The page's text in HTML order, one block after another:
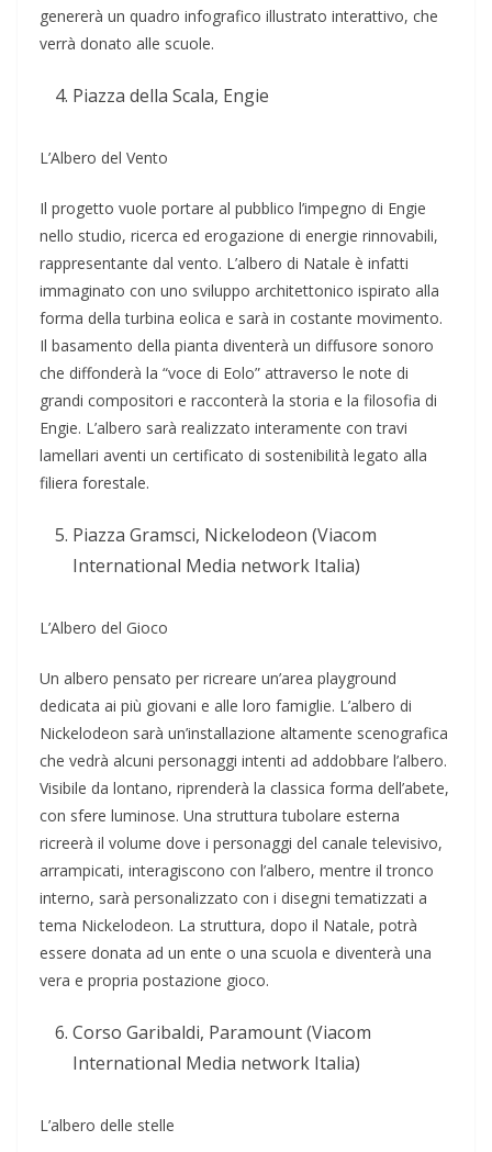
genererà un quadro infografico illustrato interattivo, che
verrà donato alle scuole.
Piazza della Scala, Engie
L’Albero del Vento
Il progetto vuole portare al pubblico l’impegno di Engie
nello studio, ricerca ed erogazione di energie rinnovabili,
rappresentante dal vento. L’albero di Natale è infatti
immaginato con uno sviluppo architettonico ispirato alla
forma della turbina eolica e sarà in costante movimento.
Il basamento della pianta diventerà un diffusore sonoro
che diffonderà la “voce di Eolo” attraverso le note di
grandi compositori e racconterà la storia e la filosofia di
Engie. L’albero sarà realizzato interamente con travi
lamellari aventi un certificato di sostenibilità legato alla
filiera forestale.
Piazza Gramsci, Nickelodeon (Viacom
International Media network Italia)
L’Albero del Gioco
Un albero pensato per ricreare un’area playground
dedicata ai più giovani e alle loro famiglie. L’albero di
Nickelodeon sarà un’installazione altamente scenografica
che vedrà alcuni personaggi intenti ad addobbare l’albero.
Visibile da lontano, riprenderà la classica forma dell’abete,
con sfere luminose. Una struttura tubolare esterna
ricreerà il volume dove i personaggi del canale televisivo,
arrampicati, interagiscono con l’albero, mentre il tronco
interno, sarà personalizzato con i disegni tematizzati a
tema Nickelodeon. La struttura, dopo il Natale, potrà
essere donata ad un ente o una scuola e diventerà una
vera e propria postazione gioco.
Corso Garibaldi, Paramount (Viacom
International Media network Italia)
L’albero delle stelle